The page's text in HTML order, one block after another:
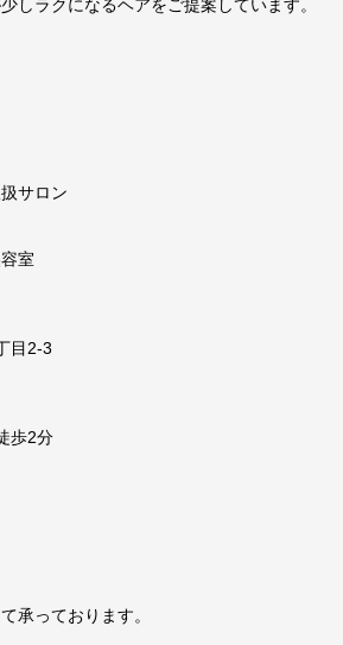
しラクになるヘアをご提案しています。
サロン
室
目2-3
歩2分
承っております。